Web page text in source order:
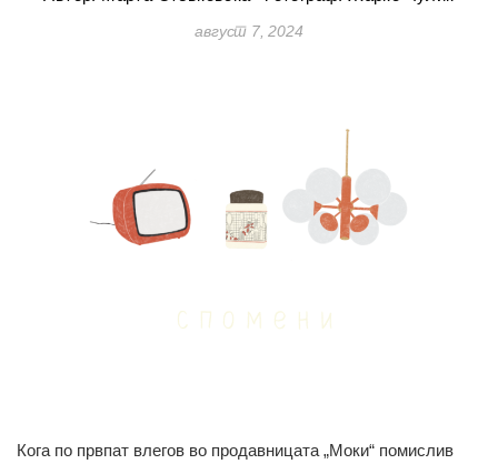
август 7, 2024
Кога по првпат влегов во продавницата „Моки“ помислив